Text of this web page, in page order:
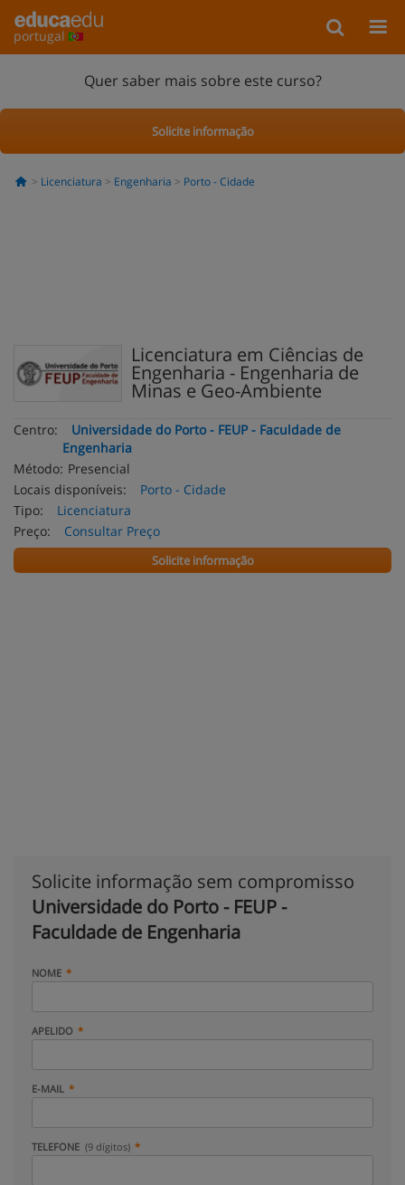
portugal
Quer saber mais sobre este curso?
Solicite informação
Licenciatura Engenharia Porto - Cidade
Licenciatura em Ciências de
Engenharia - Engenharia de
Minas e Geo-Ambiente
Centro:
Universidade do Porto - FEUP - Faculdade de
Engenharia
Método: Presencial
Locais disponíveis:
Porto - Cidade
Tipo:
Licenciatura
Preço:
Consultar Preço
Solicite informação
Solicite informação sem compromisso
Universidade do Porto - FEUP -
Faculdade de Engenharia
NOME
APELIDO
E-MAIL
TELEFONE (9 dígitos)